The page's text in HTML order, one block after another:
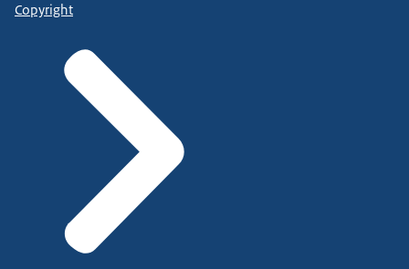
Copyright